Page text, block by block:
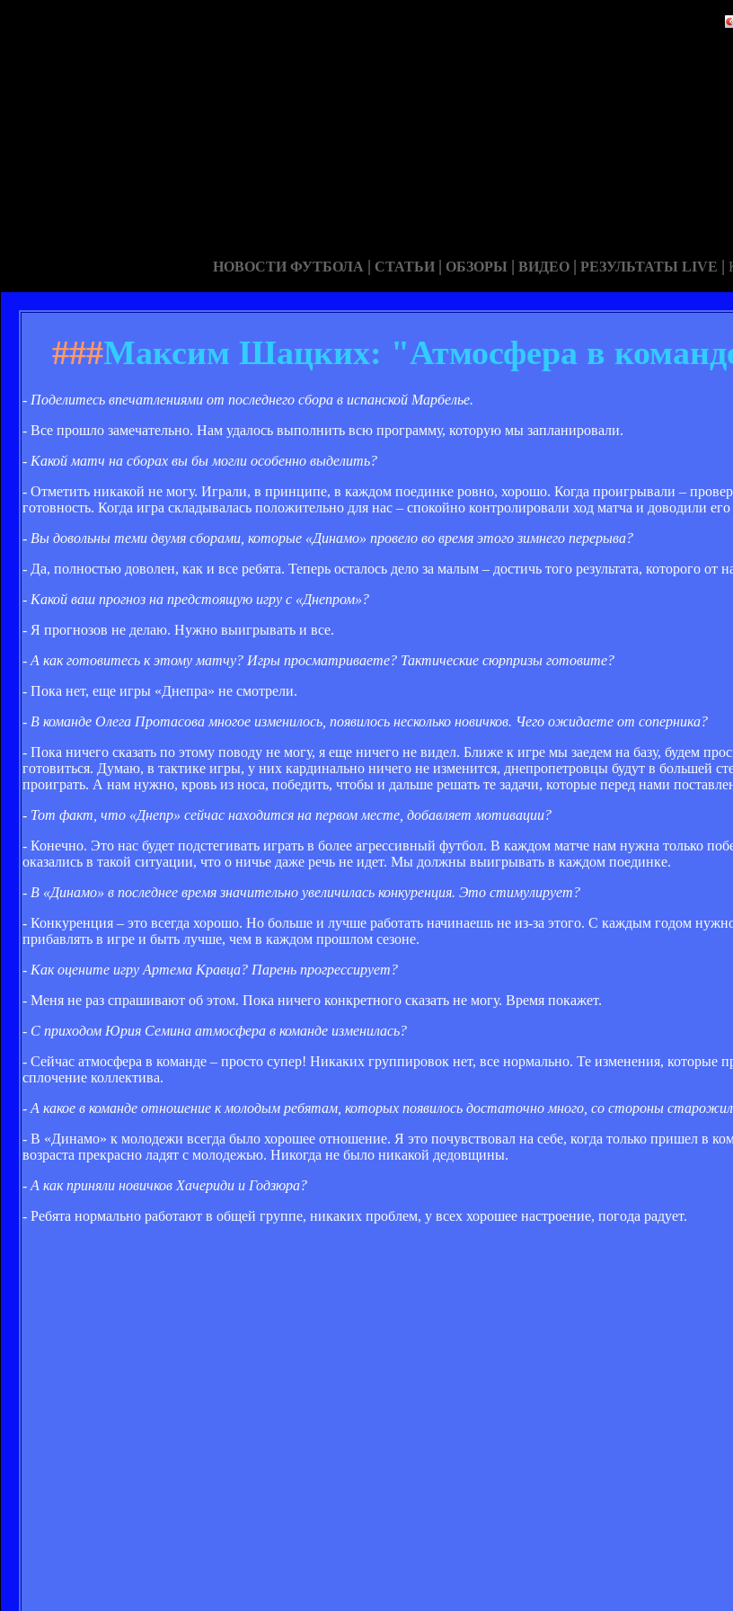
НОВОСТИ ФУТБОЛА | СТАТЬИ | ОБЗОРЫ | ВИДЕО | РЕЗУЛЬТАТЫ LIVE |
###Максим Шацких: "Атмосфера в
- Поделитесь впечатлениями от последнего сбора в испанской Марбелье.
- Все прошло замечательно. Нам удалось выполнить всю программу, которую мы запланировали.
- Какой матч на сборах вы бы могли особенно выделить?
- Отметить никакой не могу. Играли, в принципе, в каждом поединке ровно, хорошо. Когда проигрывали –
готовность. Когда игра складывалась положительно для нас – спокойно контролировали ход матча и доводили
- Вы довольны теми двумя сборами, которые «Динамо» провело во время этого зимнего перерыва?
- Да, полностью доволен, как и все ребята. Теперь осталось дело за малым – достичь того результата, которого от
- Какой ваш прогноз на предстоящую игру с «Днепром»?
- Я прогнозов не делаю. Нужно выигрывать и все.
- А как готовитесь к этому матчу? Игры просматриваете? Тактические сюрпризы готовите?
- Пока нет, еще игры «Днепра» не смотрели.
- В команде Олега Протасова многое изменилось, появилось несколько новичков. Чего ожидаете от соперника?
- Пока ничего сказать по этому поводу не могу, я еще ничего не видел. Ближе к игре мы заедем на базу, будем
готовиться. Думаю, в тактике игры, у них кардинально ничего не изменится, днепропетровцы будут в большей
проиграть. А нам нужно, кровь из носа, победить, чтобы и дальше решать те задачи, которые перед нами
- Тот факт, что «Днепр» сейчас находится на первом месте, добавляет мотивации?
- Конечно. Это нас будет подстегивать играть в более агрессивный футбол. В каждом матче нам нужна только
оказались в такой ситуации, что о ничье даже речь не идет. Мы должны выигрывать в каждом поединке.
- В «Динамо» в последнее время значительно увеличилась конкуренция. Это стимулирует?
- Конкуренция – это всегда хорошо. Но больше и лучше работать начинаешь не из-за этого. С каждым годом
прибавлять в игре и быть лучше, чем в каждом прошлом сезоне.
- Как оцените игру Артема Кравца? Парень прогрессирует?
- Меня не раз спрашивают об этом. Пока ничего конкретного сказать не могу. Время покажет.
- С приходом Юрия Семина атмосфера в команде изменилась?
- Сейчас атмосфера в команде – просто супер! Никаких группировок нет, все нормально. Те изменения, которые
сплочение коллектива.
- А какое в команде отношение к молодым ребятам, которых появилось достаточно много, со стороны
- В «Динамо» к молодежи всегда было хорошее отношение. Я это почувствовал на себе, когда только пришел в
возраста прекрасно ладят с молодежью. Никогда не было никакой дедовщины.
- А как приняли новичков Хачериди и Годзюра?
- Ребята нормально работают в общей группе, никаких проблем, у всех хорошее настроение, погода радует.